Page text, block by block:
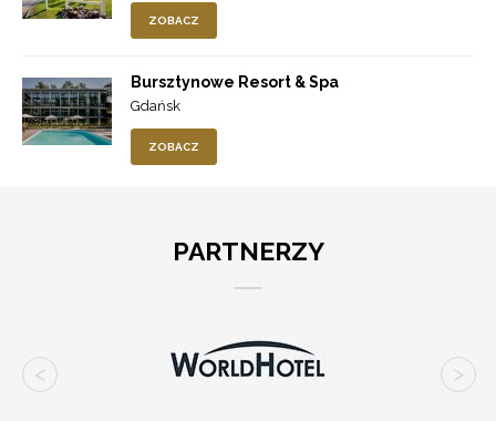
ZOBACZ
Bursztynowe Resort & Spa
Gdańsk
ZOBACZ
PARTNERZY